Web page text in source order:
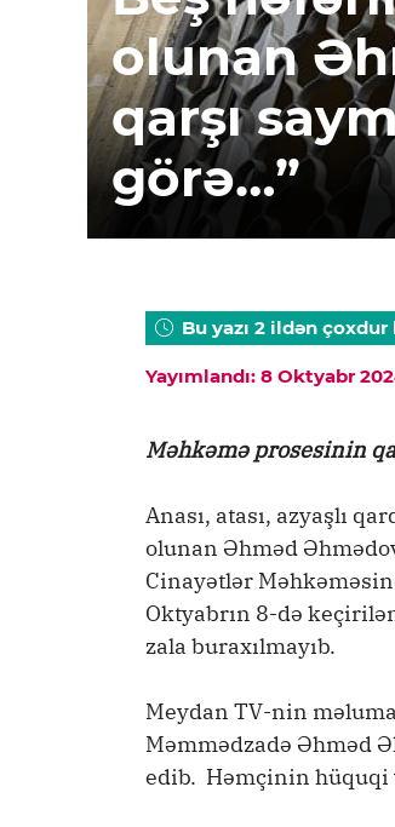
olunan
qarşı
görə…”
Bu yazı 2 ildən çoxdur
Yayımlandı: 8 Oktyabr
Məhkəmə prosesinin
Anası, atası, azyaşlı
olunan Əhməd
Cinayətlər
Oktyabrın 8-də
zala buraxılmayıb.
Meydan TV-nin
Məmmədzadə Əhməd
edib. Həmçinin